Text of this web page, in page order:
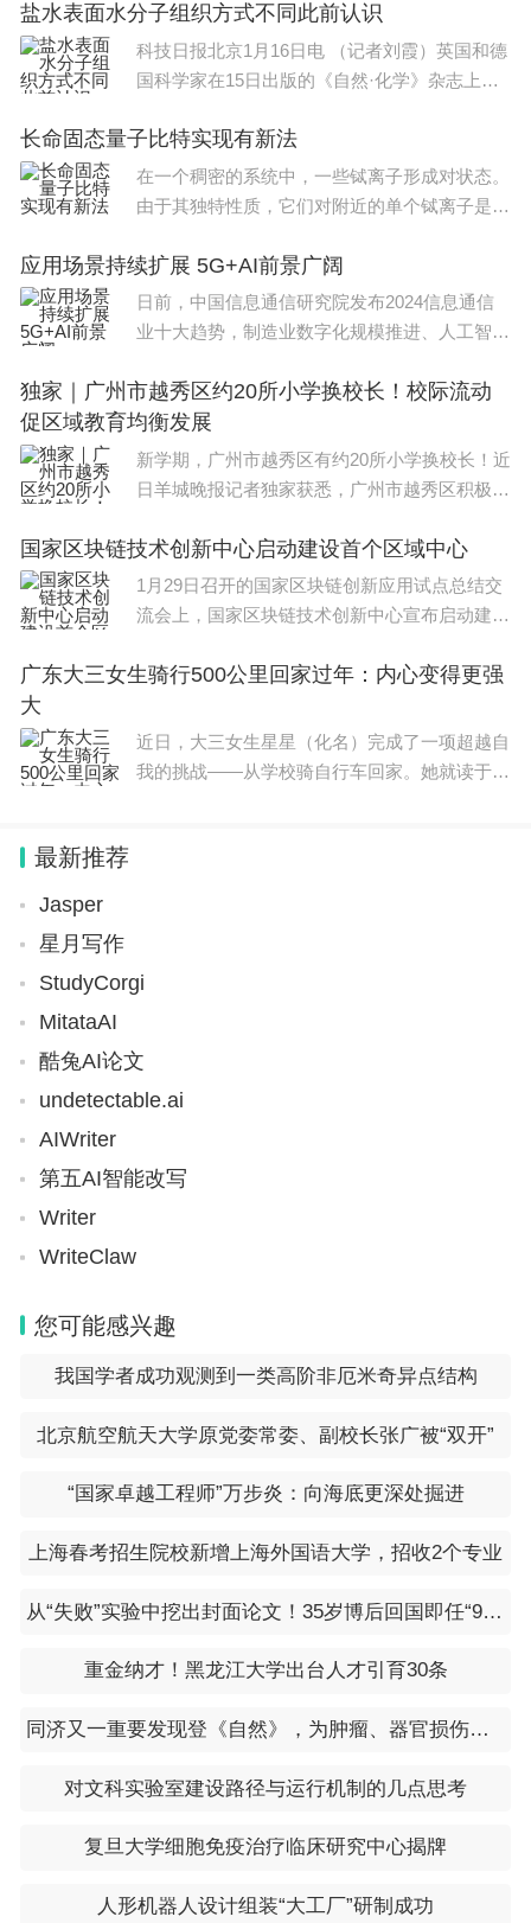
中央和地方考试单独进行，不存在从属关系，考生根
据自己要报考的政府机关部门选择要参加的考试，也
可同时报考，相互之间不受影响。中央公务员考试和
地方考试性质一样，都属于招录考试，考生填报相应
的职位进行考试，一旦被录取便成为该职位的工作人
考试方式：
和面试。笔试科目各有不同，北京、山东、浙江、上
海和广东等省的笔试科目为《行政职业能力测验》和
《申论》。要报地方公务员考试的同学要注意查阅当
考试成绩评定及录用机关：
1、成绩评定
笔试成绩按照行政职业能力测验、申论、专业科目笔
试成绩分别占25%、25%、50%的比例合成；公安机
关人民警察职位，笔试成绩按照行政职业能力测验、
比例合成；其他职位，笔试成绩按照各占50%的比例
个非通用语职位，笔试成绩按照行政职业能力测验、
申论、外语水平测试成绩（考试成绩均按百分制折
算，下同）分别占25%、25%、50%的比例合成。其
中，未组织专业能力测试的，综合成绩按照笔试、面
试成绩各占50%的比例合成。
国务院人事部门是国家公务员录用的主管机关，负责
全国国家公务员录用的综合管理工作，包括：拟定国
督地方国家行政机关国家公务员录用的管理工作；负
责组织国务院各工作部门录用国家公务员的考试和备
报名时间和考试时间），希望能对大家有所帮助。
盐水表面水分子组织方式不同此前认识
科技日报北京1月16日电 （记者刘霞）英国和德
国科学家在15日出版的《自然·化学》杂志上发
长命固态量子比特实现有新法
在一个稠密的系统中，一些铽离子形成对状态。
由于其独特性质，它们对附近的单个铽离子是视
混乱环境影响的情况下，它们可以充当量子比
特，具有令人惊讶的
应用场景持续扩展 5G+AI前景广阔
日前，中国信息通信研究院发布2024信息通信
业十大趋势，制造业数字化规模推进、人工智能
等位列其中。中国信息通信研究院副院长王志勤
认为，网络与AI
独家｜广州市越秀区约20所小学换校长！校际流动
促区域教育均衡发展
新学期，广州市越秀区有约20所小学换校长！近
日羊城晚报记者独家获悉，广州市越秀区积极推
时为促进区域均衡发展，迎来新一轮的校长大换
岗。据了解，中小学校
国家区块链技术创新中心启动建设首个区域中心
1月29日召开的国家区块链创新应用试点总结交
流会上，国家区块链技术创新中心宣布启动建设
技术创新中心布局的首个区域创新中心，将加速
广东大三女生骑行500公里回家过年：内心变得更强
大
近日，大三女生星星（化名）完成了一项超越自
我的挑战——从学校骑自行车回家。她就读于广
最新推荐
Jasper
星月写作
StudyCorgi
MitataAI
酷兔AI论文
undetectable.ai
AIWriter
第五AI智能改写
Writer
WriteClaw
您可能感兴趣
我国学者成功观测到一类高阶非厄米奇异点结构
北京航空航天大学原党委常委、副校长张广被“双开”
“国家卓越工程师”万步炎：向海底更深处掘进
上海春考招生院校新增上海外国语大学，招收2个专业
从“失败”实验中挖出封面论文！35岁博后回国即任“985”教授
重金纳才！黑龙江大学出台人才引育30条
同济又一重要发现登《自然》，为肿瘤、器官损伤等疾病治疗带来新思路
对文科实验室建设路径与运行机制的几点思考
复旦大学细胞免疫治疗临床研究中心揭牌
人形机器人设计组装“大工厂”研制成功